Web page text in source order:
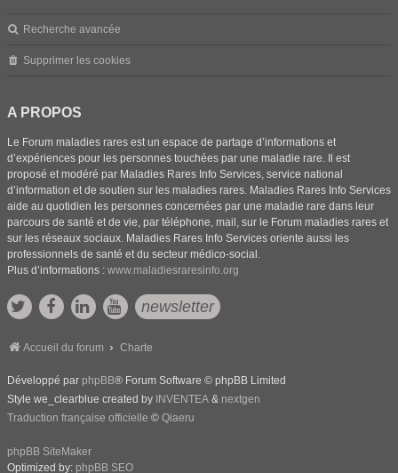
Recherche avancée
Supprimer les cookies
A PROPOS
Le Forum maladies rares est un espace de partage d’informations et
d’expériences pour les personnes touchées par une maladie rare. Il est
proposé et modéré par Maladies Rares Info Services, service national
d’information et de soutien sur les maladies rares. Maladies Rares Info Services
aide au quotidien les personnes concernées par une maladie rare dans leur
parcours de santé et de vie, par téléphone, mail, sur le Forum maladies rares et
sur les réseaux sociaux. Maladies Rares Info Services oriente aussi les
professionnels de santé et du secteur médico-social.
Plus d’informations : www.maladiesraresinfo.org
newsletter
Accueil du forum Charte
Développé par phpBB® Forum Software © phpBB Limited
Style we_clearblue created by INVENTEA & nextgen
Traduction française officielle © Qiaeru
phpBB SiteMaker
Optimized by: phpBB SEO